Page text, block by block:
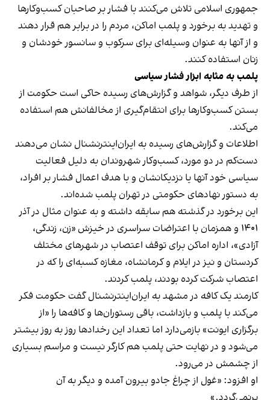
جمهوری اسلامی تلاش می‌کنند با فشار بر صاحبان کسب‌وکارها
و تهدید به برخورد و پلمب اماکن، مردم را در برابر هم قرار دهند
و از آنها به عنوان وسیله‌ای برای سرکوب و سانسور خودشان و
زنان استفاده کنند.
پلمب به مثابه ابزار فشار سیاسی
از طرف دیگر، شواهد و گزارش‌های رسیده حاکی است حکومت از
بستن کسب‌وکارها برای انتقام‌گیری از مخالفانش هم استفاده
می‌کند.
اطلاعات و گزارش‌های رسیده به ایران‌اینترنشنال نشان می‌دهند
دست‌کم در دو مورد، کسب‌وکار شهروندان به دلیل فعالیت
سیاسی خود آنها یا نزدیکانشان و با هدف اعمال فشار بر افراد،
به دستور نهادهای حکومتی در تهران پلمب شده‌اند.
این برخورد در گذشته هم سابقه داشته و به عنوان مثال در آذر
۱۴۰۱ و همزمان با اعتراضات سراسری در خیزش «زن، زندگی،
آزادی»، اداره اماکن برای توقف اعتصاب در شهرهای مختلف
کردستان و نیز در ایلام و کرمانشاه، مغازه کسبه‌ای را که در
اعتصاب شرکت کرده بودند، پلمب کردند.
کارمند یک کافه در مشهد به ایران‌اینترنشنال گفت حکومت فکر
می‌کند با پلمب و بازداشت، باقی رستوران‌ها و کافه‌ها را «از
برگزاری ایونت» بازمی‌دارد اما تعداد این رخدادها روز به روز بیشتر
می‌شود و در نهایت حتی پلمب هم کارگر نیست و مراسم بسیاری
از چشمش در می‌رود.
او افزود: «غول از چراغ جادو بیرون آمده و دیگر به آن